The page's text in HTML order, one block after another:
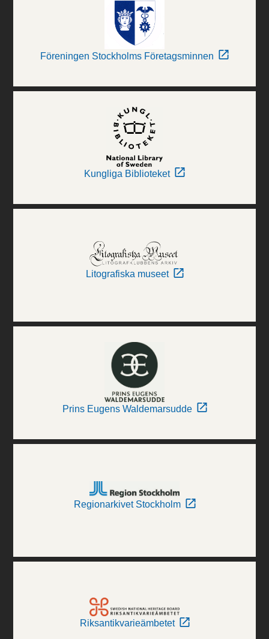
Föreningen Stockholms Företagsminnen
Kungliga Biblioteket
Litografiska museet
Prins Eugens Waldemarsudde
Regionarkivet Stockholm
Riksantikvarieämbetet